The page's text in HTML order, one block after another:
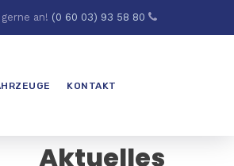
an! (0 60 03) 93 58 80
KONTAKT
Aktuelles